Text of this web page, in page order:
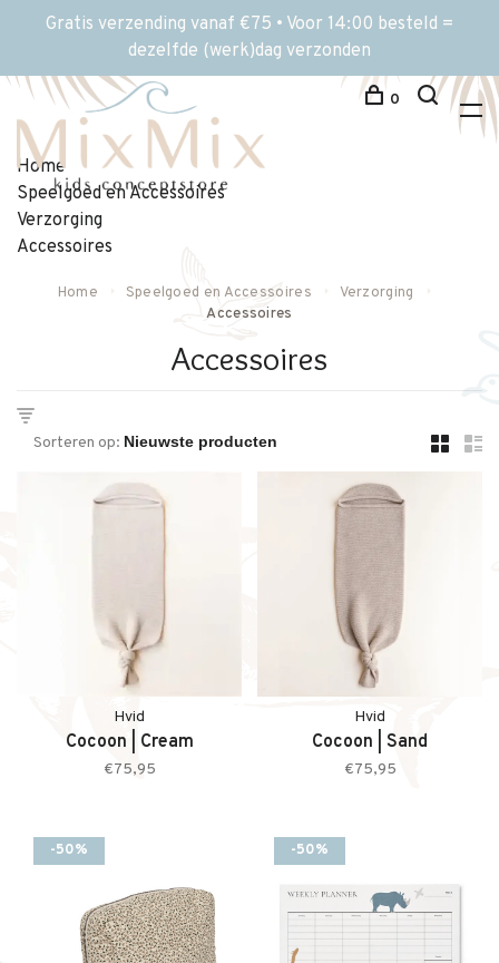
Gratis verzending vanaf €75 • Voor 14:00 besteld =
dezelfde (werk)dag verzonden
0
Home
Speelgoed en Accessoires
Verzorging
Accessoires
Home Speelgoed en Accessoires
Verzorging
Accessoires
Accessoires
Sorteren op:
Hvid
Cocoon | Cream
€75,95
Hvid
Cocoon | Sand
€75,95
-50% -50%